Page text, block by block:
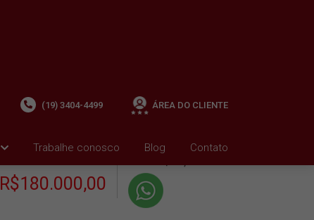
Trabalhe conosco Blog Contato
(19) 3404-4499 ÁREA DO CLIENTE
R$180.000,00
+ Condomínio R$0,00